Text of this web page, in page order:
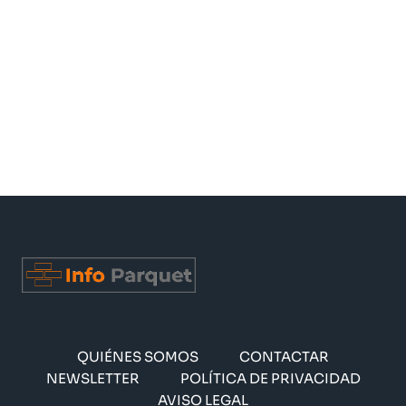
QUIÉNES SOMOS
CONTACTAR
NEWSLETTER
POLÍTICA DE PRIVACIDAD
AVISO LEGAL